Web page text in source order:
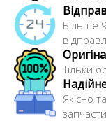
Сайт: https://
Більше
Тільки
Якісно